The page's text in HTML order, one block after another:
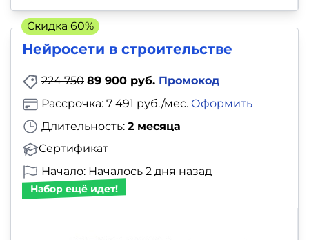
Нейросети в строительстве
224 750 89 900 руб. Промокод
Длительность: 2 месяца
Сертификат
Рассрочка: 7 491 руб./мес. Оформить
Начало: Началось 2 дня назад
Набор ещё идет!
Скидка 60%